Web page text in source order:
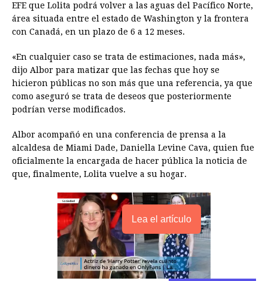
EFE que Lolita podrá volver a las aguas del Pacífico Norte,
área situada entre el estado de Washington y la frontera
con Canadá, en un plazo de 6 a 12 meses.
«En cualquier caso se trata de estimaciones, nada más»,
dijo Albor para matizar que las fechas que hoy se
hicieron públicas no son más que una referencia, ya que
como aseguró se trata de deseos que posteriormente
podrían verse modificados.
Albor acompañó en una conferencia de prensa a la
alcaldesa de Miami Dade, Daniella Levine Cava, quien fue
oficialmente la encargada de hacer pública la noticia de
que, finalmente, Lolita vuelve a su hogar.
Lea el artículo